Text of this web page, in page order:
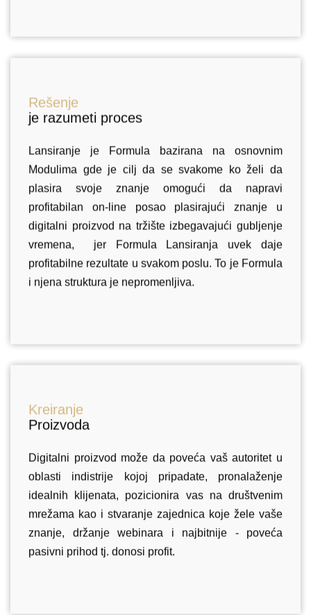
Rešenje
je razumeti proces
Lansiranje je Formula bazirana na osnovnim
Modulima gde je cilj da se svakome ko želi da
plasira svoje znanje omogući da napravi
profitabilan on-line posao plasirajući znanje u
digitalni proizvod na tržište izbegavajući gubljenje
vremena, jer Formula Lansiranja uvek daje
profitabilne rezultate u svakom poslu. To je Formula
i njena struktura je nepromenljiva.
Kreiranje
Proizvoda
Digitalni proizvod može da poveća vaš autoritet u
oblasti indistrije kojoj pripadate, pronalaženje
idealnih klijenata, pozicionira vas na društvenim
mrežama kao i stvaranje zajednica koje žele vaše
znanje, držanje webinara i najbitnije - poveća
pasivni prihod tj. donosi profit.